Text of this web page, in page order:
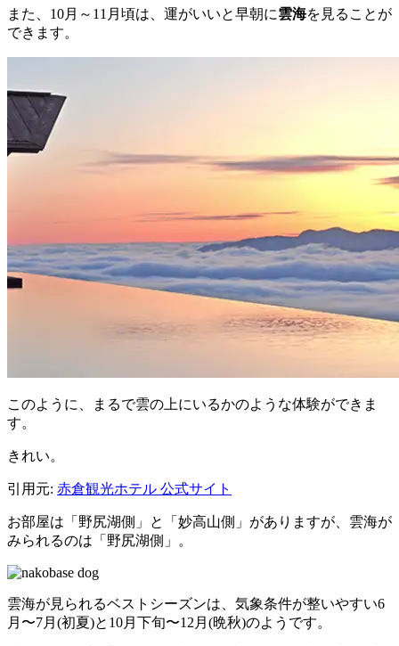
また、10月～11月頃は、運がいいと早朝に雲海を見ることが
できます。
このように、まるで雲の上にいるかのような体験ができま
す。
きれい。
引用元: 赤倉観光ホテル 公式サイト
お部屋は「野尻湖側」と「妙高山側」がありますが、雲海が
みられるのは「野尻湖側」。
雲海が見られるベストシーズンは、気象条件が整いやすい6
月〜7月(初夏)と10月下旬〜12月(晩秋)のようです。